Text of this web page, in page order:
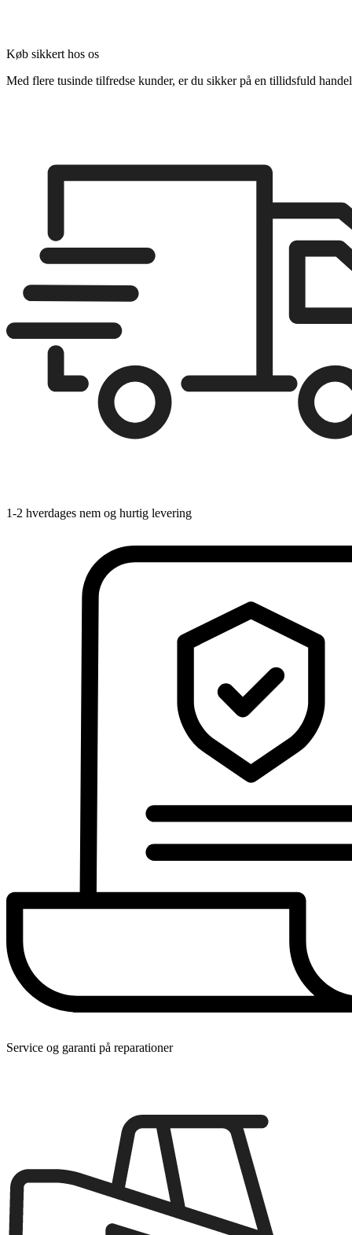
Køb sikkert hos os
Med flere tusinde tilfredse kunder, er du sikker på en tillidsfuld handel
1-2 hverdages nem og hurtig levering
Service og garanti på reparationer